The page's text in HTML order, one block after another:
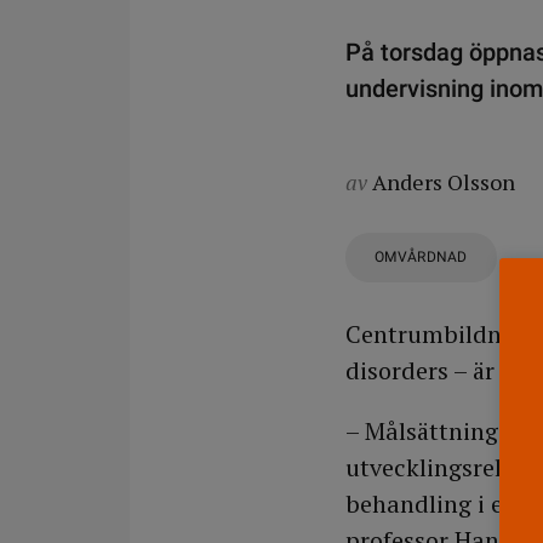
På torsdag
undervisning
avAnders Olsson
OMVÅRDNAD
disorders – är
– Målsättningen
behandling i